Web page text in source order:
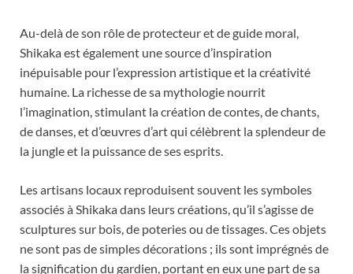
Au-delà de son rôle de protecteur et de guide moral,
Shikaka est également une source d’inspiration
inépuisable pour l’expression artistique et la créativité
humaine. La richesse de sa mythologie nourrit
l’imagination, stimulant la création de contes, de chants,
de danses, et d’œuvres d’art qui célèbrent la splendeur de
la jungle et la puissance de ses esprits.
Les artisans locaux reproduisent souvent les symboles
associés à Shikaka dans leurs créations, qu’il s’agisse de
sculptures sur bois, de poteries ou de tissages. Ces objets
ne sont pas de simples décorations ; ils sont imprégnés de
la signification du gardien, portant en eux une part de sa